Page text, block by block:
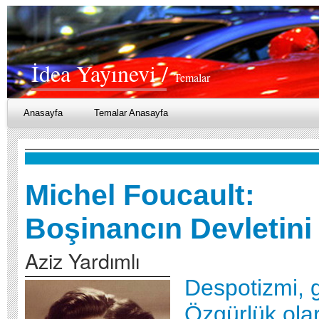
İdea Yayınevi /Temalar
Anasayfa Temalar Anasayfa
Michel Foucault:
Boşinancın
Aziz Yardımlı
Despotizmi,